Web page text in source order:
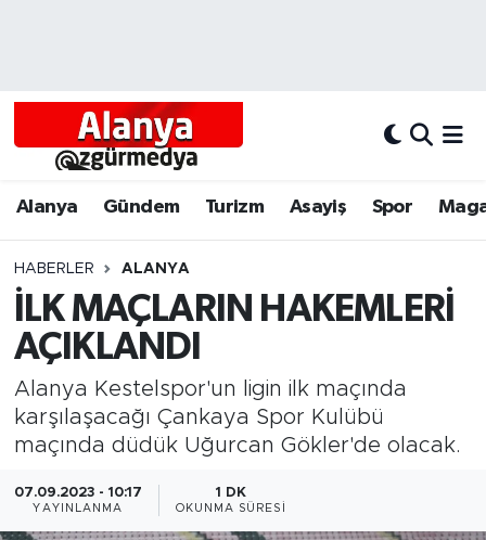
Alanya Gündem Turizm Asayiş Spor
HABERLER ALANYA
İLK MAÇLARIN HAKEMLERİ
AÇIKLANDI
Alanya Kestelspor'un ligin ilk maçında
karşılaşacağı Çankaya Spor Kulübü
maçında düdük Uğurcan Gökler'de olacak.
07.09.2023 - 10:17
YAYINLANMA
1 DK
OKUNMA SÜRESI
Alanyum
Bölgesel
Dünya
Eğitim
Alanya Hava Durumu
Tüm Manşetler
Son Dakika Haberleri
Haber Arşivi